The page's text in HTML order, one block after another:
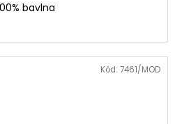
bavlna
Kód: 7461/MOD